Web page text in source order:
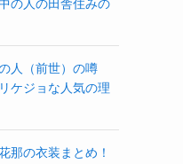
の人の田舎住みの
人（前世）の噂
ケジョな人気の理
那の衣装まとめ！